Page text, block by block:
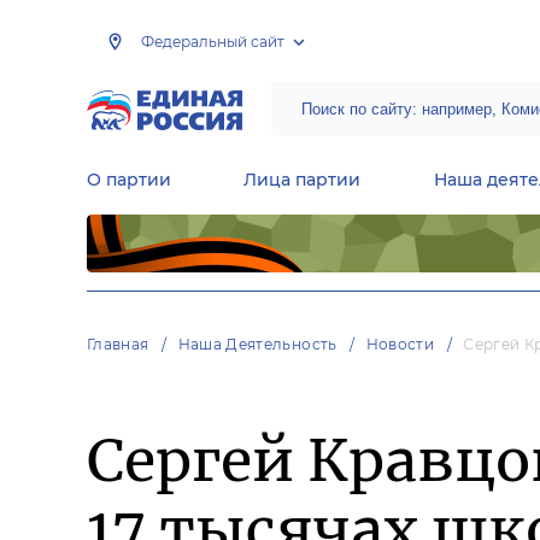
Федеральный сайт
О партии Лица партии Наша
Главная Наша Деятельность Новости Сергей
Сергей